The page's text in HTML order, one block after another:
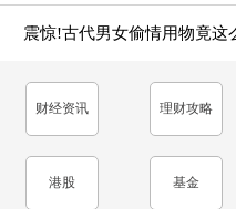
震惊!古代男女偷情用物竟这
财经资讯 理财攻略
港股 基金